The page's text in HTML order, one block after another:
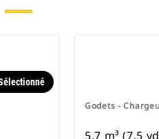
Godets -
5,7 m³ (7,5